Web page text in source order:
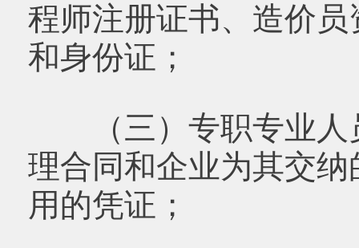
程师注册证书、造价
和身份证；
（三）专职专业人
理合同和企业为其交
用的凭证；